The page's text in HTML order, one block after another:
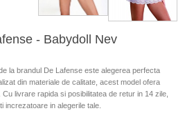
- Babydoll Nev
la brandul De Lafense este alegerea perfecta
din materiale de calitate, acest model ofera
livrare rapida si posibilitatea de retur in 14 zile,
increzatoare in alegerile tale.